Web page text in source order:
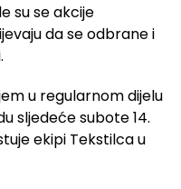
su se akcije
da se odbrane i
u regularnom dijelu
sljedeće subote 14.
ekipi Tekstilca u